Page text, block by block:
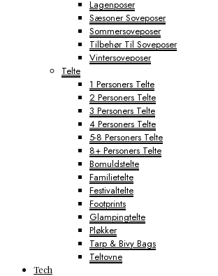
Lagenposer
Sæsoner Soveposer
Sommersoveposer
Tilbehør Til Soveposer
Vintersoveposer
Telte
1 Personers Telte
2 Personers Telte
3 Personers Telte
4 Personers Telte
5-8 Personers Telte
8+ Personers Telte
Bomuldstelte
Familietelte
Festivaltelte
Footprints
Glampingtelte
Pløkker
Tarp & Bivy Bags
Teltovne
Tech